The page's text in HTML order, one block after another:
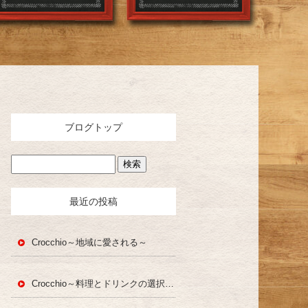
ブログトップ
最近の投稿
Crocchio～地域に愛される～
Crocchio～料理とドリンクの選択肢～